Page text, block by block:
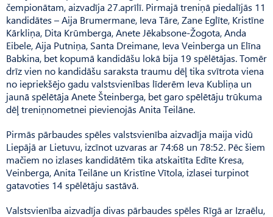
čempionātam, aizvadīja 27.aprīlī. Pirmajā treniņā piedalījās 11
kandidātes – Aija Brumermane, Ieva Tāre, Zane Eglīte, Kristīne
Kārkliņa, Dita Krūmberga, Anete Jēkabsone-Žogota, Anda
Eibele, Aija Putniņa, Santa Dreimane, Ieva Veinberga un Elīna
Babkina, bet kopumā kandidāšu lokā bija 19 spēlētājas. Tomēr
drīz vien no kandidāšu saraksta traumu dēļ tika svītrota viena
no iepriekšējo gadu valstsvienības līderēm Ieva Kubliņa un
jaunā spēlētāja Anete Šteinberga, bet garo spēlētāju trūkuma
dēļ treniņnometnei pievienojās Anita Teilāne.
Pirmās pārbaudes spēles valstsvienība aizvadīja maija vidū
Liepājā ar Lietuvu, izcīnot uzvaras ar 74:68 un 78:52. Pēc šiem
mačiem no izlases kandidātēm tika atskaitīta Edīte Kresa,
Veinberga, Anita Teilāne un Kristīne Vītola, izlasei turpinot
gatavoties 14 spēlētāju sastāvā.
Valstsvienība aizvadīja divas pārbaudes spēles Rīgā ar Izraēlu,